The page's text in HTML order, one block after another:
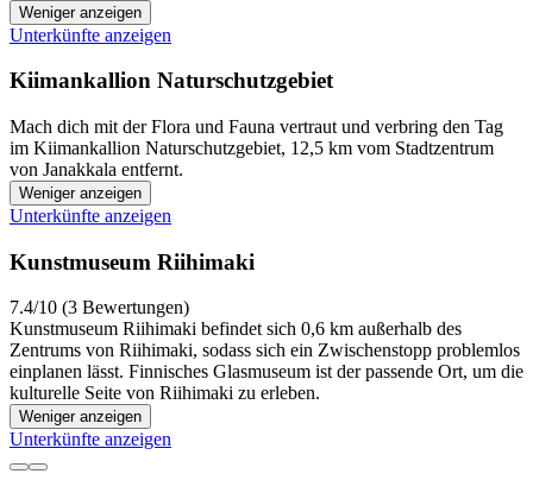
Weniger anzeigen
Unterkünfte anzeigen
Kiimankallion Naturschutzgebiet
Mach dich mit der Flora und Fauna vertraut und verbring den Tag
im Kiimankallion Naturschutzgebiet, 12,5 km vom Stadtzentrum
von Janakkala entfernt.
Weniger anzeigen
Unterkünfte anzeigen
Kunstmuseum Riihimaki
7.4/10 (3 Bewertungen)
Kunstmuseum Riihimaki befindet sich 0,6 km außerhalb des
Zentrums von Riihimaki, sodass sich ein Zwischenstopp problemlos
einplanen lässt. Finnisches Glasmuseum ist der passende Ort, um die
kulturelle Seite von Riihimaki zu erleben.
Weniger anzeigen
Unterkünfte anzeigen